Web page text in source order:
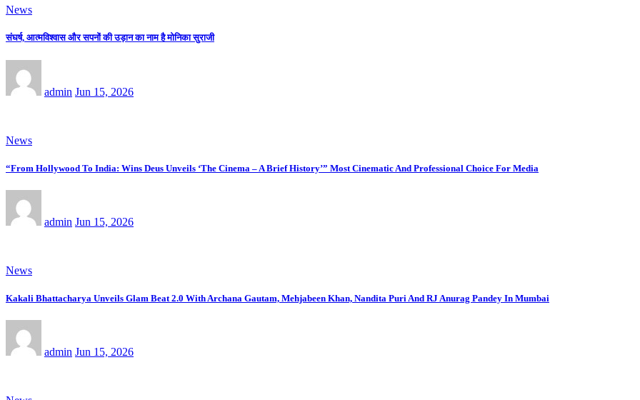
News
संघर्ष, आत्मविश्वास और सपनों की उड़ान का नाम है मोनिका सुराजी
admin Jun 15, 2026
News
“From Hollywood To India: Wins Deus Unveils ‘The Cinema – A Brief History’” Most Cinematic And Professional Choice For Media
admin Jun 15, 2026
News
Kakali Bhattacharya Unveils Glam Beat 2.0 With Archana Gautam, Mehjabeen Khan, Nandita Puri And RJ Anurag Pandey In Mumbai
admin Jun 15, 2026